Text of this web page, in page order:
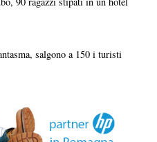
salgono a 150 i turisti